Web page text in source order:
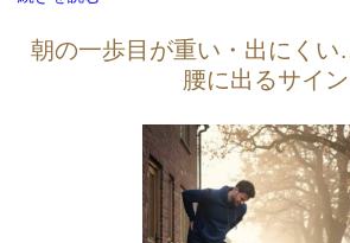
朝の一歩目が重い・出にくい
腰に出るサイン